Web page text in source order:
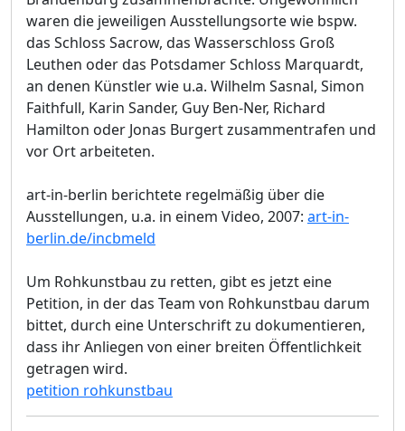
waren die jeweiligen Ausstellungsorte wie bspw.
das Schloss Sacrow, das Wasserschloss Groß
Leuthen oder das Potsdamer Schloss Marquardt,
an denen Künstler wie u.a. Wilhelm Sasnal, Simon
Faithfull, Karin Sander, Guy Ben-Ner, Richard
Hamilton oder Jonas Burgert zusammentrafen und
vor Ort arbeiteten.
art-in-berlin berichtete regelmäßig über die
Ausstellungen, u.a. in einem Video, 2007: art-in-
berlin.de/incbmeld
Um Rohkunstbau zu retten, gibt es jetzt eine
Petition, in der das Team von Rohkunstbau darum
bittet, durch eine Unterschrift zu dokumentieren,
dass ihr Anliegen von einer breiten Öffentlichkeit
getragen wird.
petition rohkunstbau